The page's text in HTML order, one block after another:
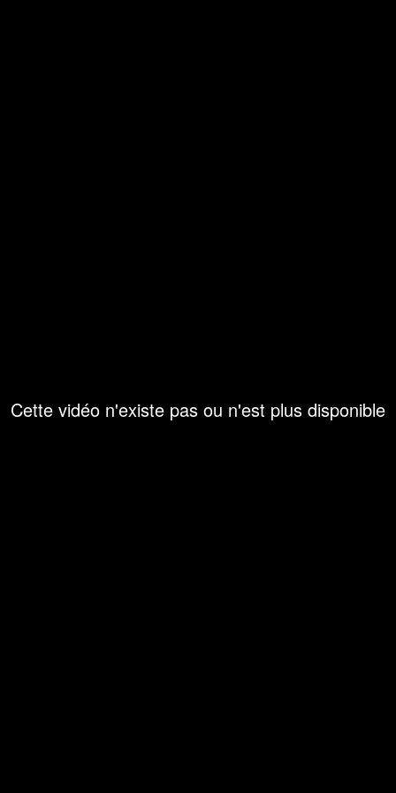
Cette vidéo n'existe pas ou n'est plus disponible